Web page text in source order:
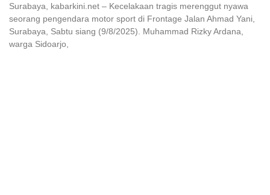
Surabaya, kabarkini.net – Kecelakaan tragis merenggut nyawa
seorang pengendara motor sport di Frontage Jalan Ahmad Yani,
Surabaya, Sabtu siang (9/8/2025). Muhammad Rizky Ardana,
warga Sidoarjo,